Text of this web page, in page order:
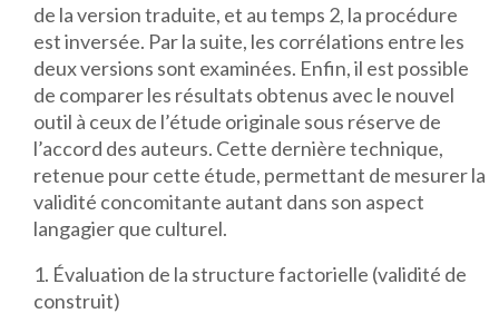
de la version traduite, et au temps 2, la procédure
est inversée. Par la suite, les corrélations entre les
deux versions sont examinées. Enfin, il est possible
de comparer les résultats obtenus avec le nouvel
outil à ceux de l’étude originale sous réserve de
l’accord des auteurs. Cette dernière technique,
retenue pour cette étude, permettant de mesurer la
validité concomitante autant dans son aspect
langagier que culturel.
Évaluation de la structure factorielle (validité de
construit)